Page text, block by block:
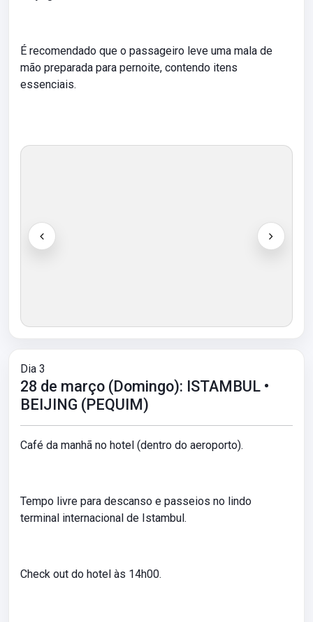
É recomendado que o passageiro leve uma mala de
mão preparada para pernoite, contendo itens
essenciais.
Dia 3
28 de março (Domingo): ISTAMBUL •
BEIJING (PEQUIM)
Café da manhã no hotel (dentro do aeroporto).
Tempo livre para descanso e passeios no lindo
terminal internacional de Istambul.
Check out do hotel às 14h00.